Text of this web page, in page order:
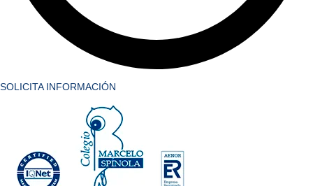
SOLICITA INFORMACIÓN